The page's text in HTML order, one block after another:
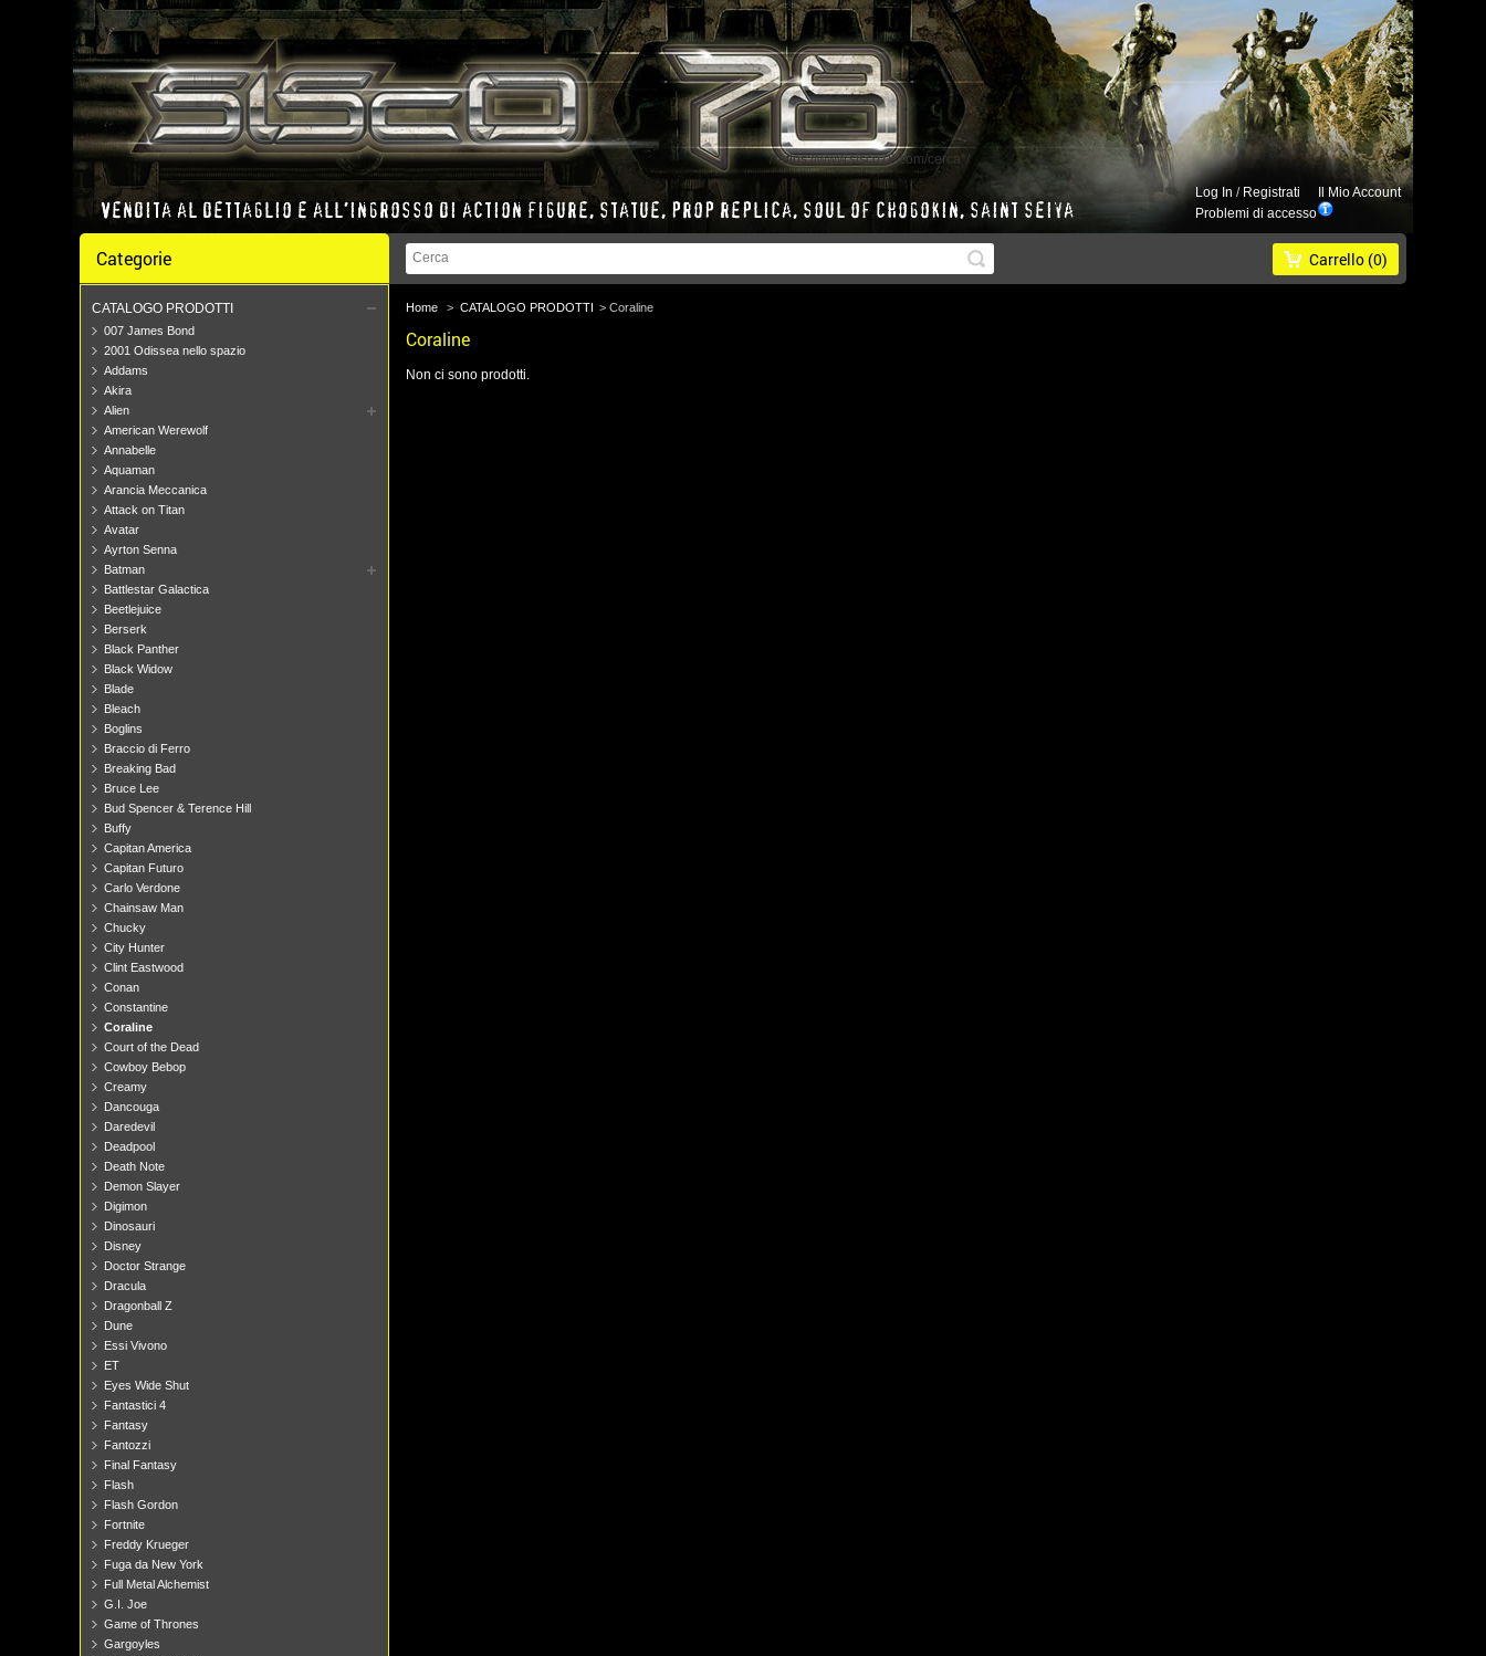
/*https://www.sisco78.com/cerca*/
Log In / Registrati
Il Mio Account
Problemi di accesso
Carrello (0)
Categorie
CATALOGO PRODOTTI
007 James Bond
2001 Odissea nello spazio
Addams
Akira
Alien
American Werewolf
Annabelle
Aquaman
Arancia Meccanica
Attack on Titan
Avatar
Ayrton Senna
Batman
Battlestar Galactica
Beetlejuice
Berserk
Black Panther
Black Widow
Blade
Bleach
Boglins
Braccio di Ferro
Breaking Bad
Bruce Lee
Bud Spencer & Terence Hill
Buffy
Capitan America
Capitan Futuro
Carlo Verdone
Chainsaw Man
Chucky
City Hunter
Clint Eastwood
Conan
Constantine
Coraline
Court of the Dead
Cowboy Bebop
Creamy
Dancouga
Daredevil
Deadpool
Death Note
Demon Slayer
Digimon
Dinosauri
Disney
Doctor Strange
Dracula
Dragonball Z
Dune
Essi Vivono
ET
Eyes Wide Shut
Fantastici 4
Fantasy
Fantozzi
Final Fantasy
Flash
Flash Gordon
Fortnite
Freddy Krueger
Fuga da New York
Full Metal Alchemist
G.I. Joe
Game of Thrones
Gargoyles
Home > CATALOGO PRODOTTI > Coraline
Coraline
Non ci sono prodotti.